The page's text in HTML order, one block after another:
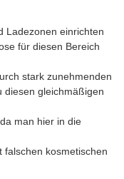
Ladezonen einrichten
für diesen Bereich
stark zunehmenden
diesen gleichmäßigen
man hier in die
falschen kosmetischen